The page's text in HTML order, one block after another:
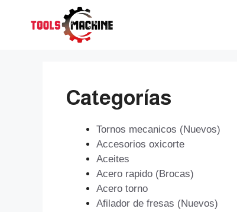
Categorías
Tornos mecanicos (Nuevos)
Accesorios oxicorte
Aceites
Acero rapido (Brocas)
Acero torno
Afilador de fresas (Nuevos)